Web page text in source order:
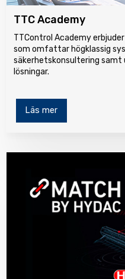
TTC Academy
TTControl Academy
som omfattar högklassig
säkerhetskonsultering
lösningar.
Läs mer